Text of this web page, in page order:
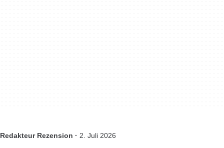
Redakteur Rezension · 2. Juli 2026